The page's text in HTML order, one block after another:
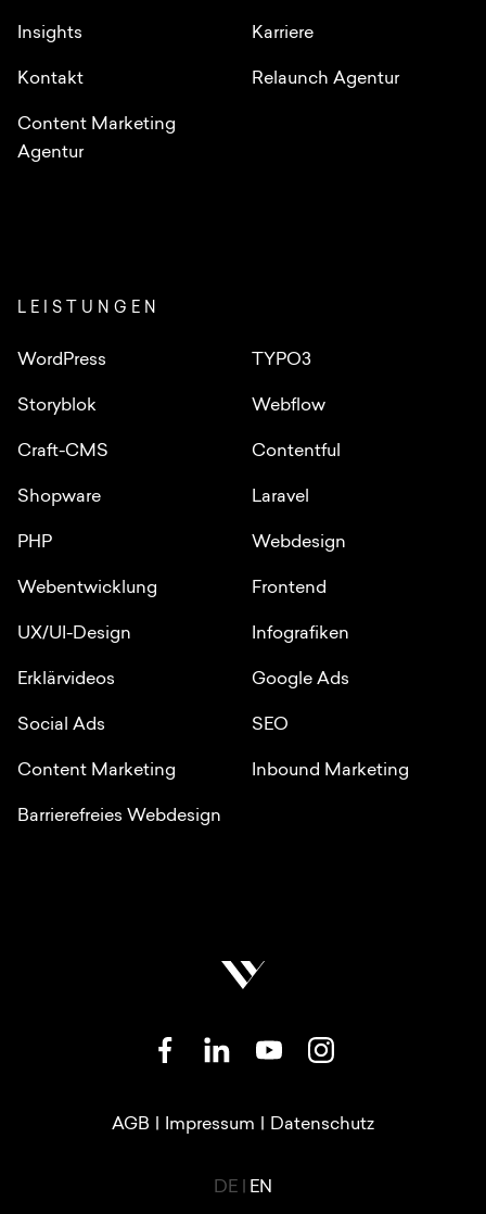
LEISTUNGEN
WordPress TYPO3
Storyblok Webflow
Craft-CMS Contentful
Shopware Laravel
PHP Webdesign
Webentwicklung Frontend
UX/UI-Design Infografiken
Erklärvideos Google Ads
Social Ads SEO
Content Marketing Inbound Marketing
Barrierefreies Webdesign
Insights Karriere
Kontakt Relaunch Agentur
Content Marketing
Agentur
SOZIALE NETZWERKE
RECHTLICHE LINKS
AGB Impressum Datenschutz
LANGUAGE SWITCHER
DE EN